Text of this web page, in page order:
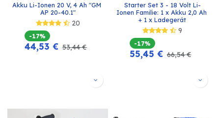
Akku Li-Ionen 20 V, 4 Ah "GM
AP 20-40.1"
20
-17%
44,53 € 53,44€
Starter Set 3 - 18 Volt Li-
Ionen Familie: 1 x Akku 2,0 Ah
+ 1 x Ladegerät
9
-17%
55,45 € 66,54€